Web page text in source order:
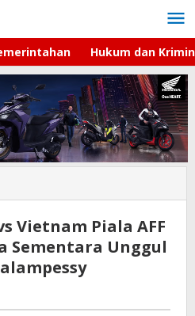
Hukum dan
Vietnam Piala AFF
Sementara Unggul